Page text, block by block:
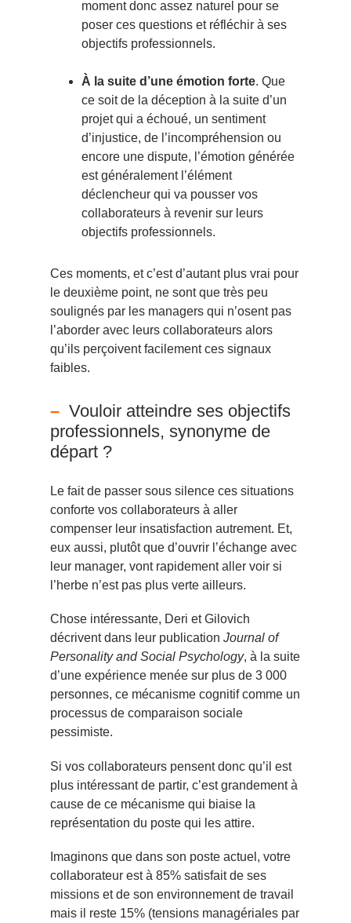
moment donc assez naturel pour se
poser ces questions et réfléchir à ses
objectifs professionnels.
À la suite d’une émotion forte. Que
ce soit de la déception à la suite d’un
projet qui a échoué, un sentiment
d’injustice, de l’incompréhension ou
encore une dispute, l’émotion générée
est généralement l’élément
déclencheur qui va pousser vos
collaborateurs à revenir sur leurs
objectifs professionnels.
Ces moments, et c’est d’autant plus vrai pour
le deuxième point, ne sont que très peu
soulignés par les managers qui n’osent pas
l’aborder avec leurs collaborateurs alors
qu’ils perçoivent facilement ces signaux
faibles.
Vouloir atteindre ses objectifs
professionnels, synonyme de
départ ?
Le fait de passer sous silence ces situations
conforte vos collaborateurs à aller
compenser leur insatisfaction autrement. Et,
eux aussi, plutôt que d’ouvrir l’échange avec
leur manager, vont rapidement aller voir si
l’herbe n’est pas plus verte ailleurs.
Chose intéressante, Deri et Gilovich
décrivent dans leur publication Journal of
Personality and Social Psychology, à la suite
d’une expérience menée sur plus de 3 000
personnes, ce mécanisme cognitif comme un
processus de comparaison sociale
pessimiste.
Si vos collaborateurs pensent donc qu’il est
plus intéressant de partir, c’est grandement à
cause de ce mécanisme qui biaise la
représentation du poste qui les attire.
Imaginons que dans son poste actuel, votre
collaborateur est à 85% satisfait de ses
missions et de son environnement de travail
mais il reste 15% (tensions managériales par